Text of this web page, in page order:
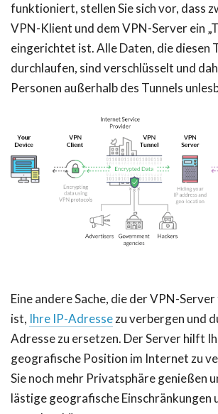
funktioniert, stellen Sie sich vor, dass
VPN-Klient und dem VPN-Server ein
eingerichtet ist. Alle Daten, die diesen
durchlaufen, sind verschlüsselt und
Personen außerhalb des Tunnels
Eine andere Sache, die der VPN-
ist, Ihre IP-Adressezu verbergen und
Adresse zu ersetzen. Der Server hilft
geografische Position im Internet zu
Sie noch mehr Privatsphäre genießen
lästige geografische Einschränkungen